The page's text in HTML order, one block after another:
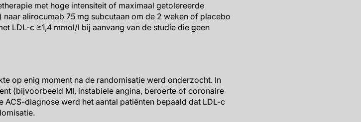
met hoge intensiteit of maximaal getolereerde
alirocumab 75 mg subcutaan om de 2 weken of placebo
LDL-c ≥1,4 mmol/l bij aanvang van de studie die geen
op enig moment na de randomisatie werd onderzocht. In
(bijvoorbeeld MI, instabiele angina, beroerte of coronaire
diagnose werd het aantal patiënten bepaald dat LDL-c